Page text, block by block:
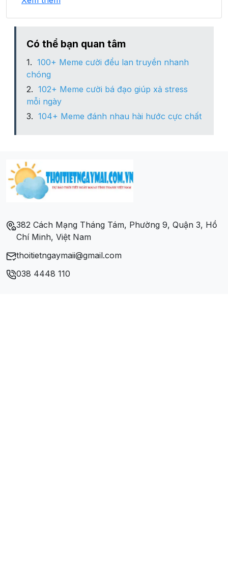
Xã Thái Cường
Xã Thụy Hùng
Xã Vân Trình
Có thể bạn quan tâm
100+ Meme cười đểu lan truyền nhanh
chóng
102+ Meme cười bá đạo giúp xả stress
mỗi ngày
104+ Meme đánh nhau hài hước cực chất
382 Cách Mạng Tháng Tám, Phường 9, Quận 3, Hồ
Chí Minh, Việt Nam
thoitietngaymaii@gmail.com
038 4448 110